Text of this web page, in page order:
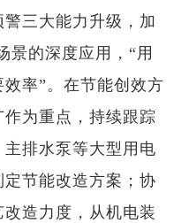
三大能力升级，加
景的深度应用，“用
率”。在节能创效方
为重点，持续跟踪
排水泵等大型用电
节能改造方案；协
造力度，从机电装